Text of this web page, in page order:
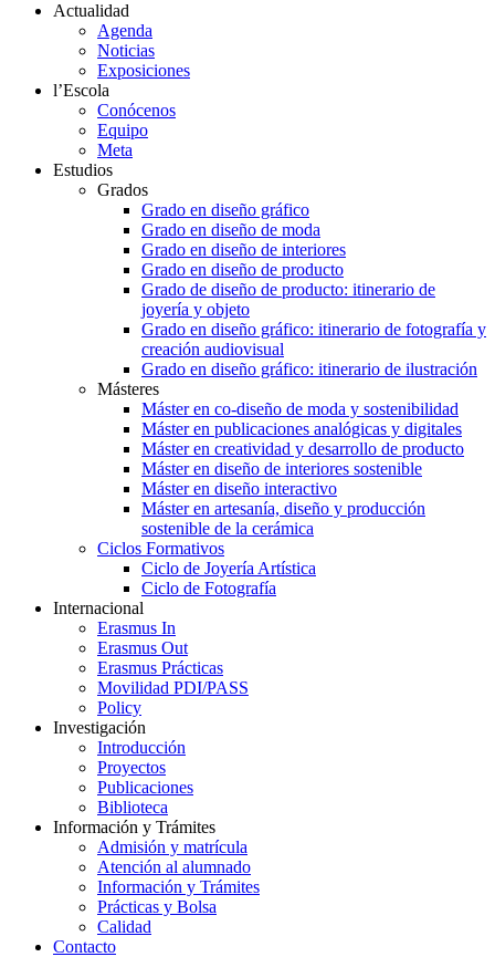
Actualidad
Agenda
Noticias
Exposiciones
l’Escola
Conócenos
Equipo
Meta
Estudios
Grados
Grado en diseño gráfico
Grado en diseño de moda
Grado en diseño de interiores
Grado en diseño de producto
Grado de diseño de producto: itinerario de
joyería y objeto
Grado en diseño gráfico: itinerario de fotografía y
creación audiovisual
Grado en diseño gráfico: itinerario de ilustración
Másteres
Máster en co-diseño de moda y sostenibilidad
Máster en publicaciones analógicas y digitales
Máster en creatividad y desarrollo de producto
Máster en diseño de interiores sostenible
Máster en diseño interactivo
Máster en artesanía, diseño y producción
sostenible de la cerámica
Ciclos Formativos
Ciclo de Joyería Artística
Ciclo de Fotografía
Internacional
Erasmus In
Erasmus Out
Erasmus Prácticas
Movilidad PDI/PASS
Policy
Investigación
Introducción
Proyectos
Publicaciones
Biblioteca
Información y Trámites
Admisión y matrícula
Atención al alumnado
Información y Trámites
Prácticas y Bolsa
Calidad
Contacto